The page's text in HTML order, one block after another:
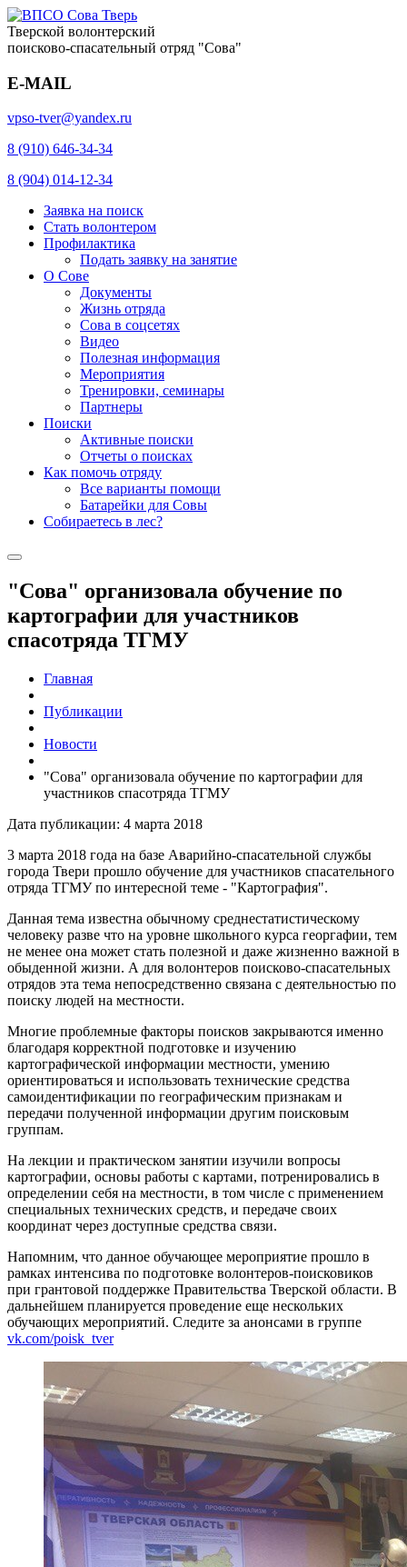
Тверской волонтерский
поисково-спасательный отряд "Сова"
E-MAIL
vpso-tver@yandex.ru
8 (910) 646-34-34
8 (904) 014-12-34
Заявка на поиск
Стать волонтером
Профилактика
Подать заявку на занятие
О Сове
Документы
Жизнь отряда
Сова в соцсетях
Видео
Полезная информация
Мероприятия
Тренировки, семинары
Партнеры
Поиски
Активные поиски
Отчеты о поисках
Как помочь отряду
Все варианты помощи
Батарейки для Совы
Собираетесь в лес?
"Сова" организовала обучение по
картографии для участников
спасотряда ТГМУ
Главная
Публикации
Новости
"Сова" организовала обучение по картографии для
участников спасотряда ТГМУ
Дата публикации: 4 марта 2018
3 марта 2018 года на базе Аварийно-спасательной службы
города Твери прошло обучение для участников спасательного
отряда ТГМУ по интересной теме - "Картография".
Данная тема известна обычному среднестатистическому
человеку разве что на уровне школьного курса георгафии, тем
не менее она может стать полезной и даже жизненно важной в
обыденной жизни. А для волонтеров поисково-спасательных
отрядов эта тема непосредственно связана с деятельностью по
поиску людей на местности.
Многие проблемные факторы поисков закрываются именно
благодаря корректной подготовке и изучению
картографической информации местности, умению
ориентироваться и использовать технические средства
самоидентификации по географическим признакам и
передачи полученной информации другим поисковым
группам.
На лекции и практическом занятии изучили вопросы
картографии, основы работы с картами, потренировались в
определении себя на местности, в том числе с применением
специальных технических средств, и передаче своих
координат через доступные средства связи.
Напомним, что данное обучающее мероприятие прошло в
рамках интенсива по подготовке волонтеров-поисковиков
при грантовой поддержке Правительства Тверской области. В
дальнейшем планируется проведение еще нескольких
обучающих мероприятий. Следите за анонсами в группе
vk.com/poisk_tver